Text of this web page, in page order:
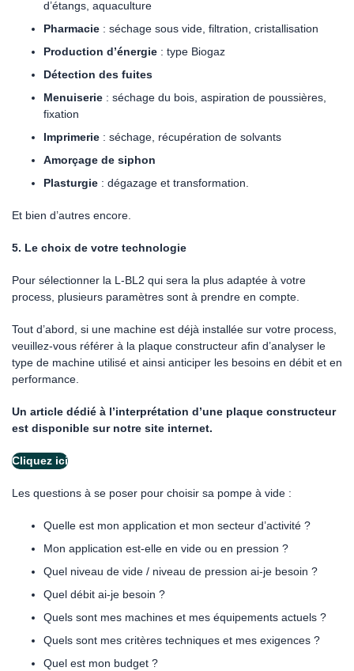
d’étangs, aquaculture
Pharmacie : séchage sous vide, filtration, cristallisation
Production d’énergie : type Biogaz
Détection des fuites
Menuiserie : séchage du bois, aspiration de poussières,
fixation
Imprimerie : séchage, récupération de solvants
Amorçage de siphon
Plasturgie : dégazage et transformation.
Et bien d’autres encore.
5. Le choix de votre technologie
Pour sélectionner la L-BL2 qui sera la plus adaptée à votre
process, plusieurs paramètres sont à prendre en compte.
Tout d’abord, si une machine est déjà installée sur votre process,
veuillez-vous référer à la plaque constructeur afin d’analyser le
type de machine utilisé et ainsi anticiper les besoins en débit et en
performance.
Un article dédié à l’interprétation d’une plaque constructeur
est disponible sur notre site internet.
Cliquez ici
Les questions à se poser pour choisir sa pompe à vide :
Quelle est mon application et mon secteur d’activité ?
Mon application est-elle en vide ou en pression ?
Quel niveau de vide / niveau de pression ai-je besoin ?
Quel débit ai-je besoin ?
Quels sont mes machines et mes équipements actuels ?
Quels sont mes critères techniques et mes exigences ?
Quel est mon budget ?